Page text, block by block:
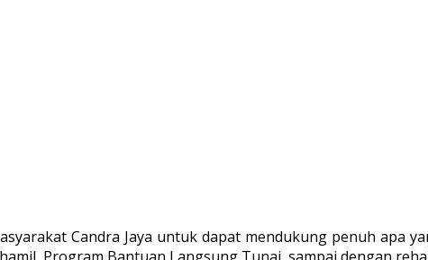
Candra Jaya untuk dapat mendukung penuh apa